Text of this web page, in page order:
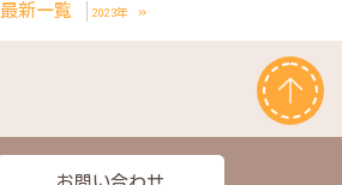
最新一覧 2023年 »